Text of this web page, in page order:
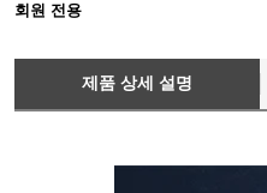
회원 전용
제품 상세 설명